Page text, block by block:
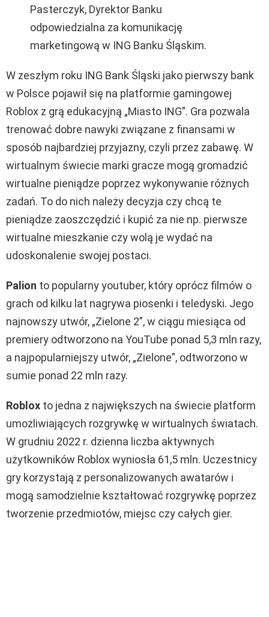
Pasterczyk, Dyrektor Banku
odpowiedzialna za komunikację
marketingową w ING Banku Śląskim.
W zeszłym roku ING Bank Śląski jako pierwszy bank
w Polsce pojawił się na platformie gamingowej
Roblox z grą edukacyjną „Miasto ING”. Gra pozwala
trenować dobre nawyki związane z finansami w
sposób najbardziej przyjazny, czyli przez zabawę. W
wirtualnym świecie marki gracze mogą gromadzić
wirtualne pieniądze poprzez wykonywanie różnych
zadań. To do nich należy decyzja czy chcą te
pieniądze zaoszczędzić i kupić za nie np. pierwsze
wirtualne mieszkanie czy wolą je wydać na
udoskonalenie swojej postaci.
Palion to popularny youtuber, który oprócz filmów o
grach od kilku lat nagrywa piosenki i teledyski. Jego
najnowszy utwór, „Zielone 2”, w ciągu miesiąca od
premiery odtworzono na YouTube ponad 5,3 mln razy,
a najpopularniejszy utwór, „Zielone”, odtworzono w
sumie ponad 22 mln razy.
Roblox to jedna z największych na świecie platform
umożliwiających rozgrywkę w wirtualnych światach.
W grudniu 2022 r. dzienna liczba aktywnych
użytkowników Roblox wyniosła 61,5 mln. Uczestnicy
gry korzystają z personalizowanych awatarów i
mogą samodzielnie kształtować rozgrywkę poprzez
tworzenie przedmiotów, miejsc czy całych gier.